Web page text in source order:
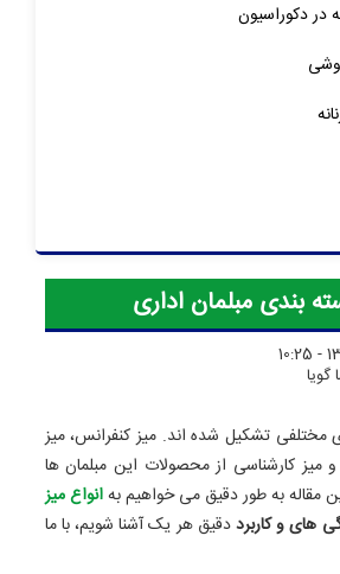
در دکوراسیون
بندی مبلمان اداری
گویا
مختلفی تشکیل‌ شده اند. میز کنفرانس، میز
میز کارشناسی از محصولات این مبلمان ها
مقاله به طور دقیق می خواهیم بهانواع میز
های و کاربرددقیق هر یک آشنا شویم، با ما